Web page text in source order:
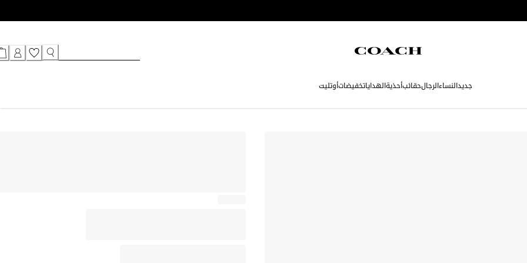
جديدالنساءالرجالحقائبأحذيةالهداياتخفيضاتأوتليت